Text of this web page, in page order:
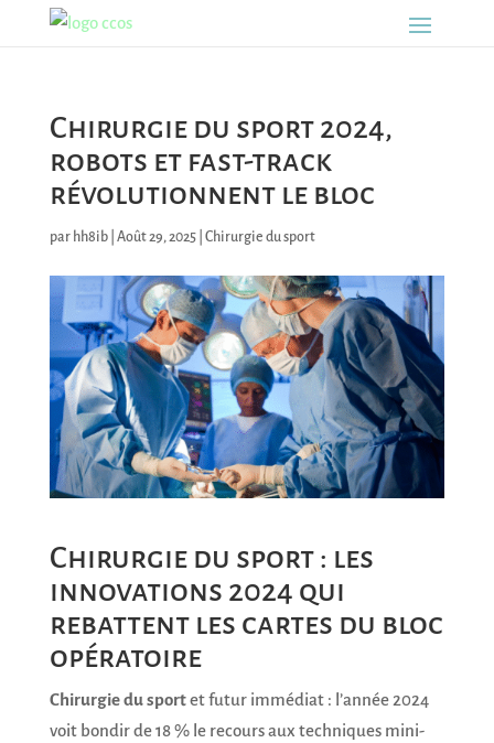
Chirurgie du sport 2024,
robots et fast-track
révolutionnent le bloc
par hh8ib| Août 29, 2025| Chirurgie du sport
Chirurgie du sport : les
innovations 2024 qui
rebattent les cartes du bloc
opératoire
Chirurgie du sportet futur immédiat : l’année 2024
voit bondir de 18 % le recours aux techniques mini-